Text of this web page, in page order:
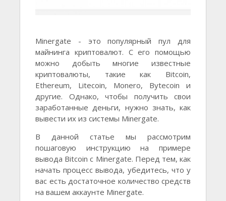
Minergate - это популярный пул для
майнинга криптовалют. С его помощью
можно добыть многие известные
криптовалюты, такие как Bitcoin,
Ethereum, Litecoin, Monero, Bytecoin и
другие. Однако, чтобы получить свои
заработанные деньги, нужно знать, как
вывести их из системы Minergate.
В данной статье мы рассмотрим
пошаговую инструкцию на примере
вывода Bitcoin с Minergate. Перед тем, как
начать процесс вывода, убедитесь, что у
вас есть достаточное количество средств
на вашем аккаунте Minergate.